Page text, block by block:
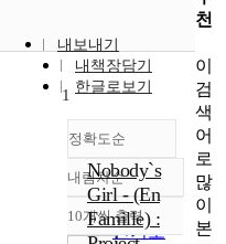
내보내기
내책장담기
한글로보기
정확도순
정확도
순
인기도
내림차순
내림차순
10개씩 출력
1
Nobody`s
Girl - (En
Famille) :
천
이
검
색
어
로
많
이
본